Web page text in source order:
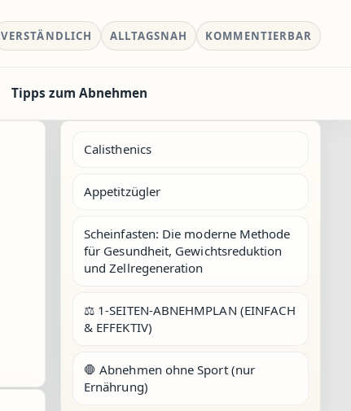
VERSTÄNDLICH ALLTAGSNAH KOMMENTIERBAR
Tipps zum Abnehmen
Calisthenics
Appetitzügler
Scheinfasten: Die moderne Methode
für Gesundheit, Gewichtsreduktion
und Zellregeneration
⚖️ 1-SEITEN-ABNEHMPLAN (EINFACH
& EFFEKTIV)
🛑 Abnehmen ohne Sport (nur
Ernährung)